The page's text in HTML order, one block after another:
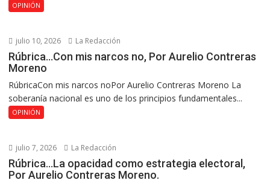
OPINIÓN
julio 10, 2026 La Redacción
Rúbrica…Con mis narcos no, Por Aurelio Contreras
Moreno
RúbricaCon mis narcos noPor Aurelio Contreras Moreno La
soberanía nacional es uno de los principios fundamentales...
OPINIÓN
julio 7, 2026 La Redacción
Rúbrica…La opacidad como estrategia electoral,
Por Aurelio Contreras Moreno.